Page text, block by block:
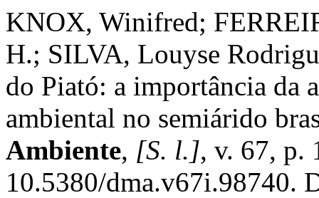
KNOX, Winifred;
H.; SILVA, Louyse
do Piató: a importância da
ambiental no semiárido
Ambiente, [S. l.], v. 67, p.
10.5380/dma.v67i.98740.